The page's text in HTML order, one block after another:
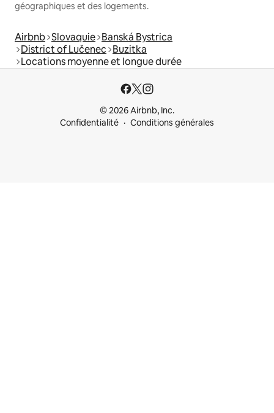
géographiques et des logements.
Airbnb Slovaquie Banská Bystrica
District of Lučenec Buzitka
Locations moyenne et longue durée
© 2026 Airbnb, Inc.
Confidentialité
Conditions générales